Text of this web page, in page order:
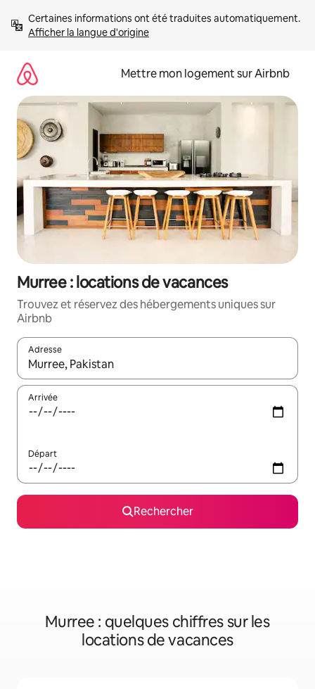
directement
Afficher la langue d'origine
Mettre mon logement sur Airbnb
Murree : locations de vacances
Trouvez et réservez des hébergements uniques sur
Airbnb
Adresse
Lorsque les résultats s'affichent, utilisez les flèches vers le
Arrivée
Départ
Rechercher
Murree : quelques chiffres sur les
locations de vacances